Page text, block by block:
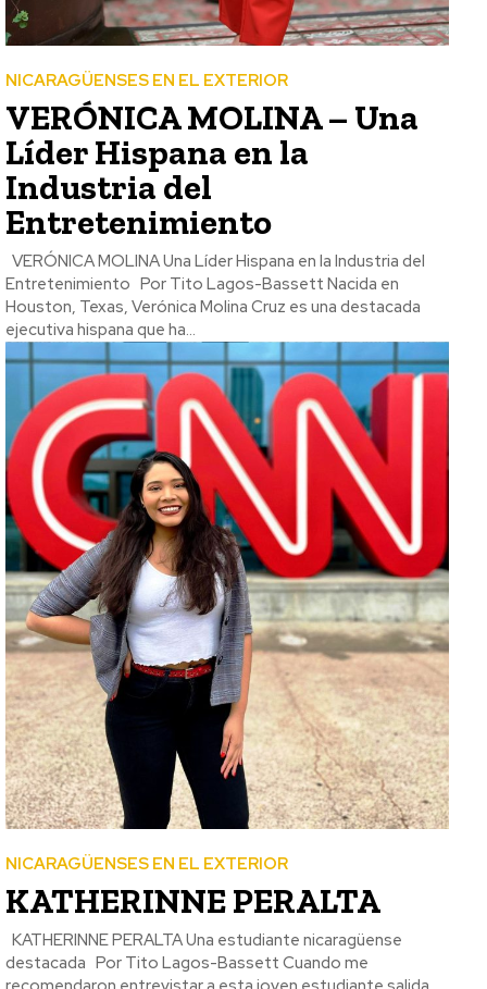
NICARAGÜENSES EN EL EXTERIOR
VERÓNICA MOLINA – Una
Líder Hispana en la
Industria del
Entretenimiento
VERÓNICA MOLINA Una Líder Hispana en la Industria del
Entretenimiento Por Tito Lagos-Bassett Nacida en
Houston, Texas, Verónica Molina Cruz es una destacada
ejecutiva hispana que ha...
NICARAGÜENSES EN EL EXTERIOR
KATHERINNE PERALTA
KATHERINNE PERALTA Una estudiante nicaragüense
destacada Por Tito Lagos-Bassett Cuando me